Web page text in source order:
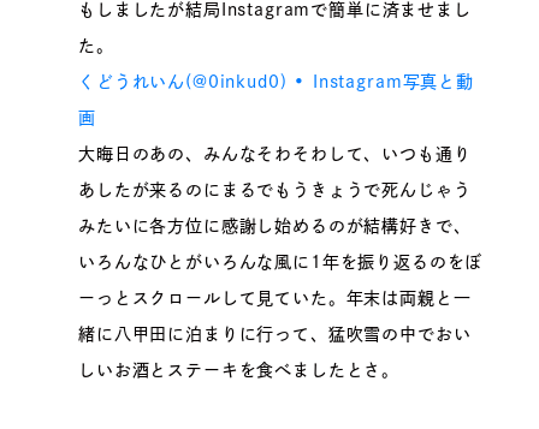
もしましたが結局Instagramで簡単に済ませまし
た。
くどうれいん(@0inkud0) • Instagram写真と動
画
大晦日のあの、みんなそわそわして、いつも通り
あしたが来るのにまるでもうきょうで死んじゃう
みたいに各方位に感謝し始めるのが結構好きで、
いろんなひとがいろんな風に1年を振り返るのをぼ
ーっとスクロールして見ていた。年末は両親と一
緒に八甲田に泊まりに行って、猛吹雪の中でおい
しいお酒とステーキを食べましたとさ。